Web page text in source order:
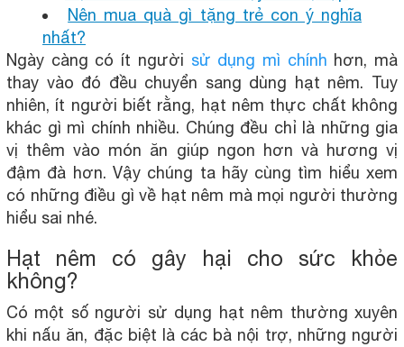
Nên mua quà gì tặng trẻ con ý nghĩa
nhất?
Ngày càng có ít người sử dụng mì chính hơn, mà
thay vào đó đều chuyển sang dùng hạt nêm. Tuy
nhiên, ít người biết rằng, hạt nêm thực chất không
khác gì mì chính nhiều. Chúng đều chỉ là những gia
vị thêm vào món ăn giúp ngon hơn và hương vị
đậm đà hơn. Vậy chúng ta hãy cùng tìm hiểu xem
có những điều gì về hạt nêm mà mọi người thường
hiểu sai nhé.
Hạt nêm có gây hại cho sức khỏe
không?
Có một số người sử dụng hạt nêm thường xuyên
khi nấu ăn, đặc biệt là các bà nội trợ, những người